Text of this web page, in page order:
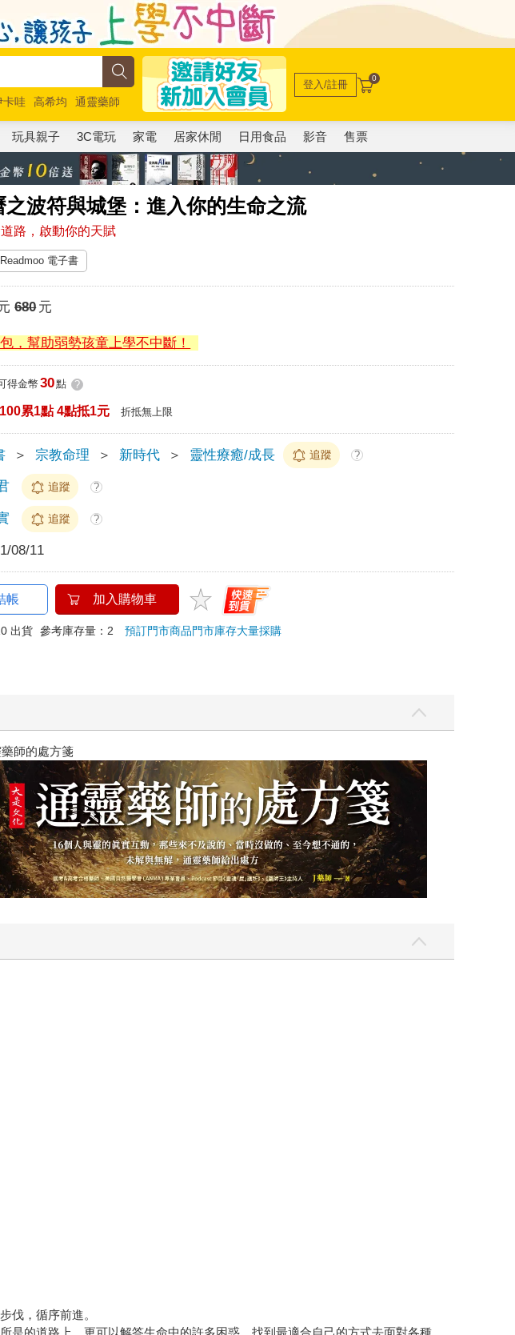
卡哇 高希均
通靈藥師
登入/註冊 0
玩具親子 3C電玩 家電 居家休閒 日用食品 影音 售票
之波符與城堡：進入你的生命之流
路，啟動你的天賦
Readmoo 電子書
680元
，幫助弱勢孩童上學不中斷！
得金幣 30點 ?
100累1點 4點抵1元 折抵無上限
＞ 宗教命理 ＞ 新時代 ＞ 靈性療癒/成長 追蹤 ?
追蹤 ?
追蹤 ?
08/11
帳 加入購物車
出貨 參考庫存量：2預訂門市商品門市庫存大量採購
師的處方箋
伐，循序前進。